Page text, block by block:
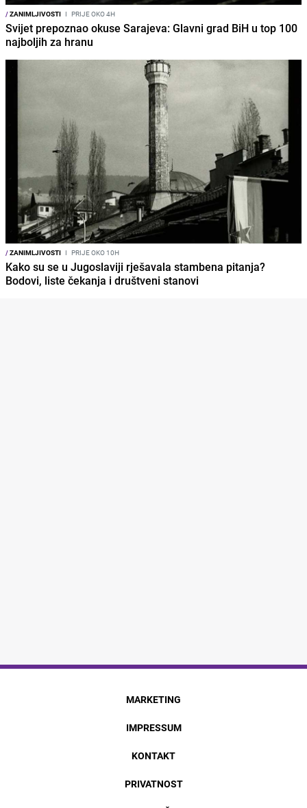
/ZANIMLJIVOSTI I PRIJE OKO 4H
Svijet prepoznao okuse Sarajeva: Glavni grad BiH u top 100
najboljih za hranu
/ZANIMLJIVOSTI I PRIJE OKO 10H
Kako su se u Jugoslaviji rješavala stambena pitanja?
Bodovi, liste čekanja i društveni stanovi
MARKETING
IMPRESSUM
KONTAKT
PRIVATNOST